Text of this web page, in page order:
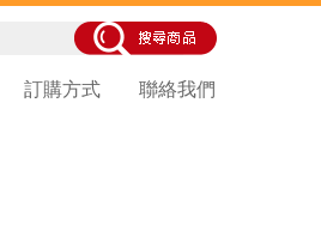
訂購方式 聯絡我們